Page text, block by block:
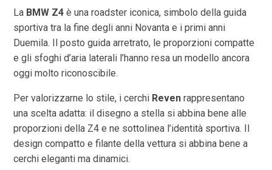
La BMW Z4 è una roadster iconica, simbolo della guida
sportiva tra la fine degli anni Novanta e i primi anni
Duemila. Il posto guida arretrato, le proporzioni compatte
e gli sfoghi d’aria laterali l’hanno resa un modello ancora
oggi molto riconoscibile.
Per valorizzarne lo stile, i cerchi Reven rappresentano
una scelta adatta: il disegno a stella si abbina bene alle
proporzioni della Z4 e ne sottolinea l’identità sportiva. Il
design compatto e filante della vettura si abbina bene a
cerchi eleganti ma dinamici.